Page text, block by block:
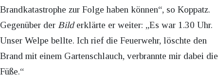
Brandkatastrophe zur Folge haben können“, so Koppatz.
Gegenüber der Bilderklärte er weiter: „Es war 1.30 Uhr.
Unser Welpe bellte. Ich rief die Feuerwehr, löschte den
Brand mit einem Gartenschlauch, verbrannte mir dabei die
Füße.“